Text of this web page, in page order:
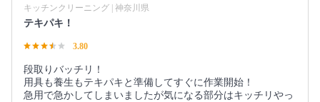
キッチンクリーニング | 神奈川県
テキパキ！
3.80
段取りバッチリ！
用具も養生もテキパキと準備してすぐに作業開始！
急用で急かしてしまいましたが気になる部分はキッチリやっ